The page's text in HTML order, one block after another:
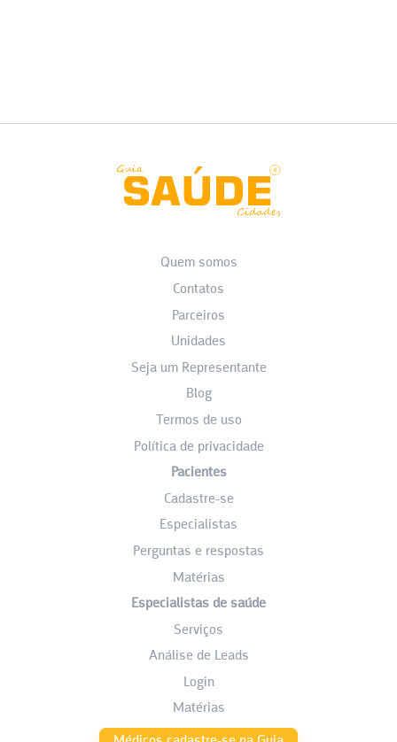
Quem somos
Contatos
Parceiros
Unidades
Seja um Representante
Blog
Termos de uso
Política de privacidade
Pacientes
Cadastre-se
Especialistas
Perguntas e respostas
Matérias
Especialistas de saúde
Serviços
Análise de Leads
Login
Matérias